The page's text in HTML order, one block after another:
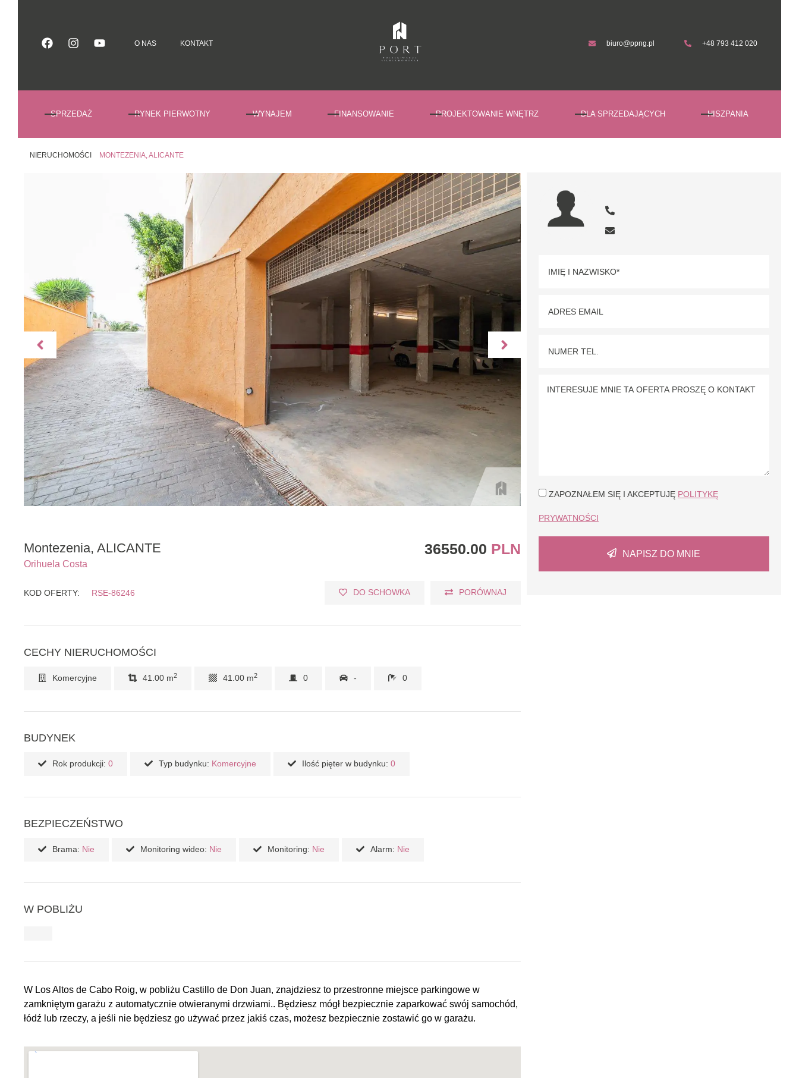
O NAS
KONTAKT biuro@ppng.pl +48 793 412 020
SPRZEDAŻ RYNEK PIERWOTNY WYNAJEM FINANSOWANIE PROJEKTOWANIE WNĘTRZ DLA SPRZEDAJĄCYCH HISZPANIA
NIERUCHOMOŚCI MONTEZENIA, ALICANTE
ZAPOZNAŁEM SIĘ I AKCEPTUJĘ POLITYKĘ
PRYWATNOŚCI
NAPISZ DO MNIE
Montezenia, ALICANTE 36550.00 PLN
Orihuela Costa
KOD OFERTY: RSE-86246 DO SCHOWKA PORÓWNAJ
CECHY NIERUCHOMOŚCI
Komercyjne 41.00 m2 41.00 m2 0 - 0
BUDYNEK
Rok produkcji: 0 Typ budynku: Komercyjne Ilość pięter w budynku: 0
BEZPIECZEŃSTWO
Brama: Nie Monitoring wideo: Nie Monitoring: Nie Alarm: Nie
W POBLIŻU
W Los Altos de Cabo Roig, w pobliżu Castillo de Don Juan, znajdziesz to przestronne miejsce parkingowe w
zamkniętym garażu z automatycznie otwieranymi drzwiami.. Będziesz mógł bezpiecznie zaparkować swój samochód,
łódź lub rzeczy, a jeśli nie będziesz go używać przez jakiś czas, możesz bezpiecznie zostawić go w garażu.